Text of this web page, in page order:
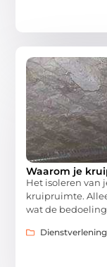
Waarom je
Het isoleren van
kruipruimte.
wat de
Dienstverlening